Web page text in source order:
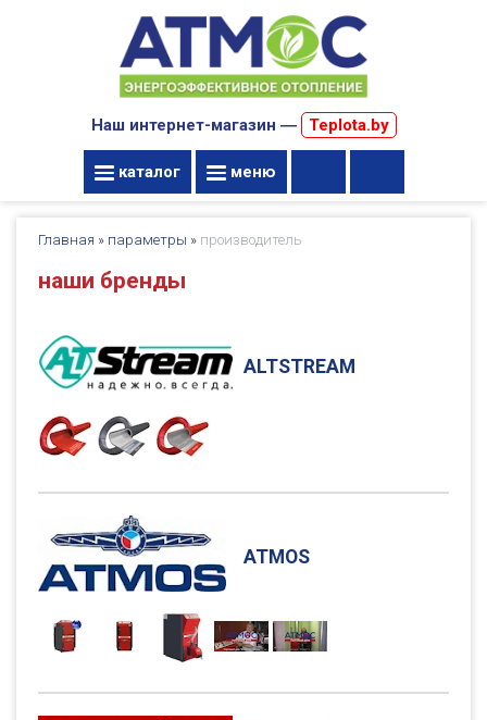
Наш интернет-магазин ― Teplota.by
каталог меню
Главная » параметры » производитель
наши бренды
ALTSTREAM
ATMOS